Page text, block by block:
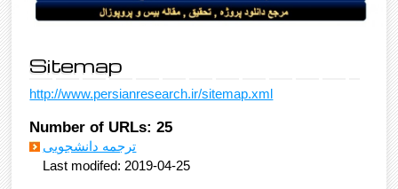
معماری
Sitemap
http://www.persianresearch.ir/sitemap.xml
Number of URLs: 25
ترجمه دانشجویی
Last modifed: 2019-04-25